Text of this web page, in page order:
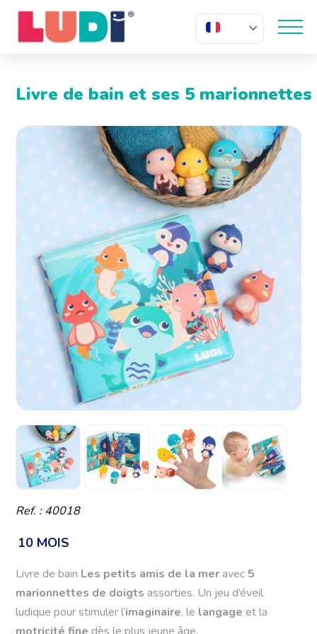
FR
Livre de bain et ses 5 marionnettes
Ref. : 40018
10 MOIS
Livre de bain Les petits amis de la meravec 5
marionnettes de doigts assorties. Un jeu d’éveil
ludique pour stimuler l’imaginaire, le langage et la